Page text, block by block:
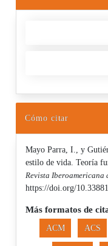
Cómo citar
Mayo Parra, I., y
estilo de vida. Teoría
Revista Iberoamericana
https://doi.org/
Más formatos de
ACM ACS